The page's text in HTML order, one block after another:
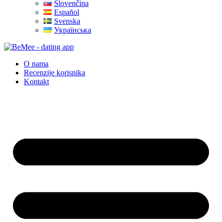
Slovenčina
Español
Svenska
Українська
O nama
Recenzije korisnika
Kontakt